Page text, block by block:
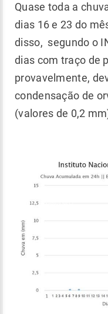
Quase toda a
dias 16 e 23 do
disso, segundo o
dias com traço de
provavelmente,
condensação de
(valores de 0,2